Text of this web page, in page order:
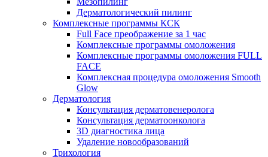
Дерматологический пилинг
Комплексные программы КСК
Full Face преображение за 1 час
Комплексные программы омоложения
Комплексные программы омоложения FULL
FACE
Комплексная процедура омоложения Smooth
Glow
Дерматология
Консультация дерматовенеролога
Консультация дерматоонколога
3D диагностика лица
Удаление новообразований
Трихология